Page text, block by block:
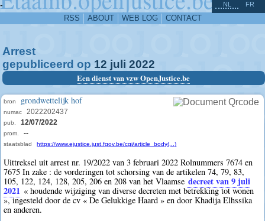
-
RSS ABOUT WEB LOG CONTACT
NL FR
Arrest
gepubliceerd op 12 juli 2022
Een dienst van vzw OpenJustice.be
bron grondwettelijk hof
numac 2022202437
pub. 12/07/2022
prom. --
staatsblad https://www.ejustice.just.fgov.be/cgi/article_body(...)
Uittreksel uit arrest nr. 19/2022 van 3 februari 2022 Rolnummers 7674 en
7675 In zake : de vorderingen tot schorsing van de artikelen 74, 79, 83,
105, 122, 124, 128, 205, 206 en 208 van het Vlaamse decreet van 9 juli
2021 « houdende wijziging van diverse decreten met betrekking tot wonen
», ingesteld door de cv « De Gelukkige Haard » en door Khadija Elhssika
en anderen.
^